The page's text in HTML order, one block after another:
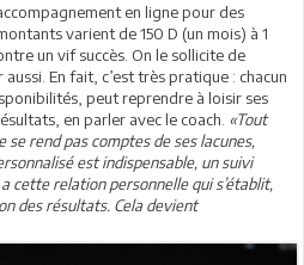
en ligne pour des
varient de 150 D (un mois) à 1
un vif succès. On le sollicite de
En fait, c’est très pratique : chacun
peut reprendre à loisir ses
en parler avec le coach. «Tout
se rend pas comptes de ses lacunes,
est indispensable, un suivi
cette relation personnelle qui s’établit,
des résultats. Cela devient